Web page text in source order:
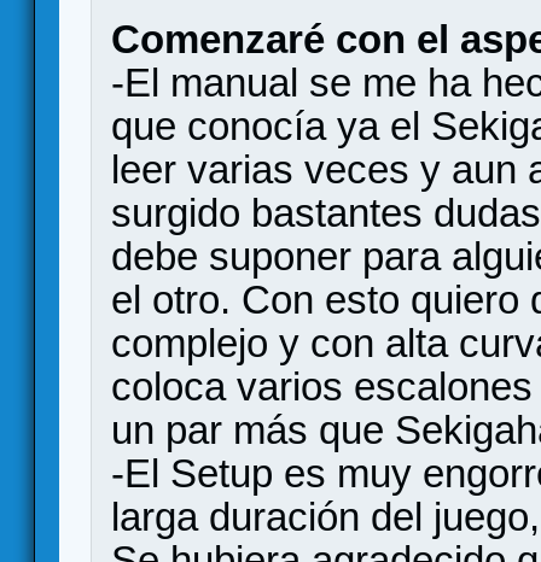
Comenzaré con el
-El manual se me ha
que conocía ya el
leer varias veces y aun
surgido bastantes
debe suponer para
el otro. Con esto quiero
complejo y con alta
coloca varios
un par más que
-El Setup es muy
larga duración del